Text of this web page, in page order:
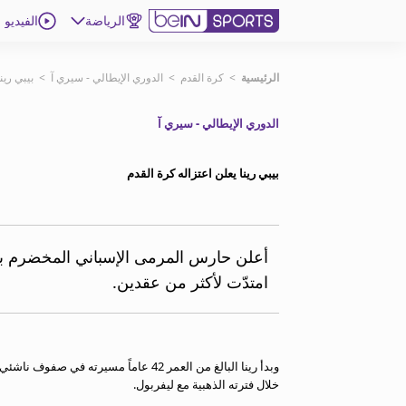
الرياضة الفيديو
اشترك
EN
MENA
إدارة التنبيهات
انضم إلى قائمة النشرة الإخبارية
beIN CONNECT
beIN MEDIA GROUP
الأسئلة الأكثر شيوعاً
الرئيسية > كرة القدم > الدوري الإيطالي - سيري آ> بيبي
الدوري الإيطالي - سيري آ
بيبي رينا يعلن اعتزاله كرة القدم
أعلن حارس المرمى الإسباني المخضرم
امتدّت لأكثر من عقدين.
وبدأ رينا البالغ من العمر 42 عاماً
خلال فترته الذهبية مع ليفربول.